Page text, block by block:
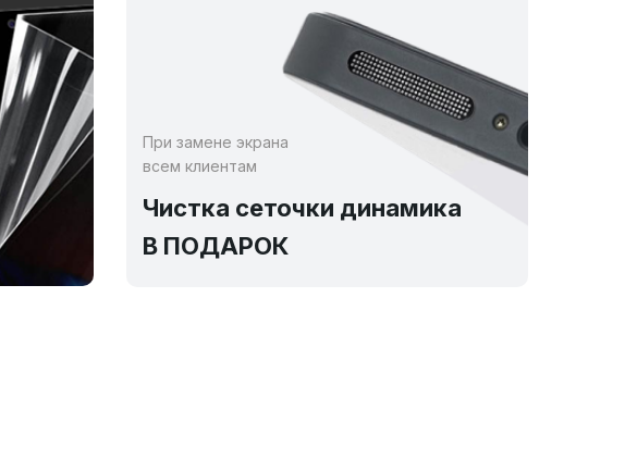
При замене экрана
всем клиентам
Чистка сеточки динамика
В ПОДАРОК